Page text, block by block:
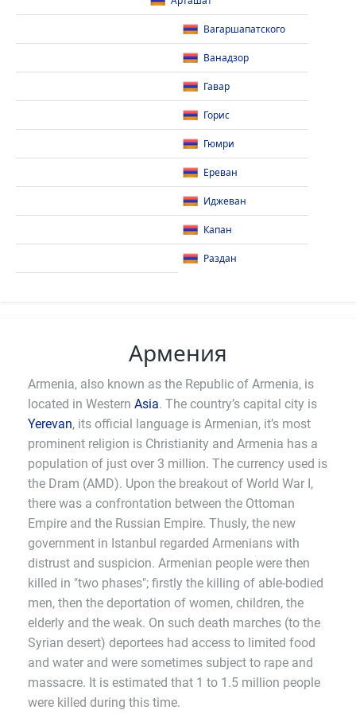
Вагаршапатского
Ванадзор
Гавар
Горис
Гюмри
Ереван
Иджеван
Капан
Раздан
Армения
Armenia, also known as the Republic of Armenia, is
located in Western Asia. The country’s capital city is
Yerevan, its official language is Armenian, it’s most
prominent religion is Christianity and Armenia has a
population of just over 3 million. The currency used is
the Dram (AMD). Upon the breakout of World War I,
there was a confrontation between the Ottoman
Empire and the Russian Empire. Thusly, the new
government in Istanbul regarded Armenians with
distrust and suspicion. Armenian people were then
killed in "two phases"; firstly the killing of able-bodied
men, then the deportation of women, children, the
elderly and the weak. On such death marches (to the
Syrian desert) deportees had access to limited food
and water and were sometimes subject to rape and
massacre. It is estimated that 1 to 1.5 million people
were killed during this time.